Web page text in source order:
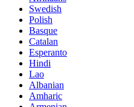
Swedish
Polish
Basque
Catalan
Esperanto
Hindi
Lao
Albanian
Amharic